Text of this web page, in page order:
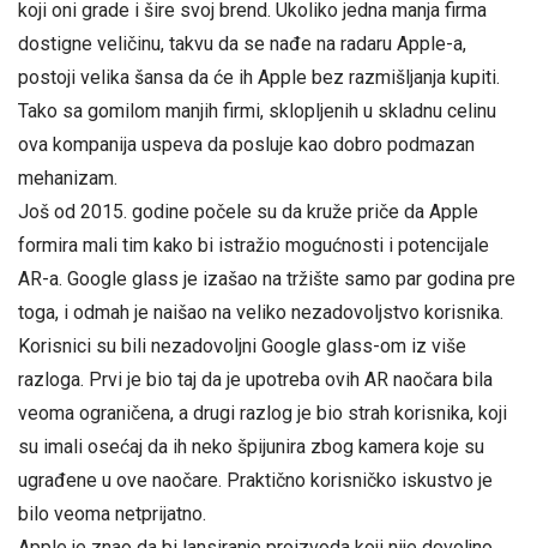
koji oni grade i šire svoj brend. Ukoliko jedna manja firma
dostigne veličinu, takvu da se nađe na radaru Apple-a,
postoji velika šansa da će ih Apple bez razmišljanja kupiti.
Tako sa gomilom manjih firmi, sklopljenih u skladnu celinu
ova kompanija uspeva da posluje kao dobro podmazan
mehanizam.
Još od 2015. godine počele su da kruže priče da Apple
formira mali tim kako bi istražio mogućnosti i potencijale
AR-a. Google glass je izašao na tržište samo par godina pre
toga, i odmah je naišao na veliko nezadovoljstvo korisnika.
Korisnici su bili nezadovoljni Google glass-om iz više
razloga. Prvi je bio taj da je upotreba ovih AR naočara bila
veoma ograničena, a drugi razlog je bio strah korisnika, koji
su imali osećaj da ih neko špijunira zbog kamera koje su
ugrađene u ove naočare. Praktično korisničko iskustvo je
bilo veoma netprijatno.